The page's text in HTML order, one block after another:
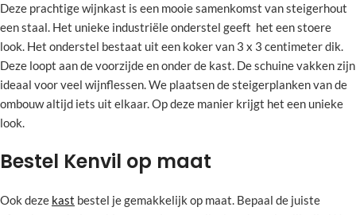
Deze prachtige wijnkast is een mooie samenkomst van steigerhout
een staal. Het unieke industriële onderstel geeft het een stoere
look. Het onderstel bestaat uit een koker van 3 x 3 centimeter dik.
Deze loopt aan de voorzijde en onder de kast. De schuine vakken zijn
ideaal voor veel wijnflessen. We plaatsen de steigerplanken van de
ombouw altijd iets uit elkaar. Op deze manier krijgt het een unieke
look.
Bestel Kenvil op maat
Ook deze kast bestel je gemakkelijk op maat. Bepaal de juiste